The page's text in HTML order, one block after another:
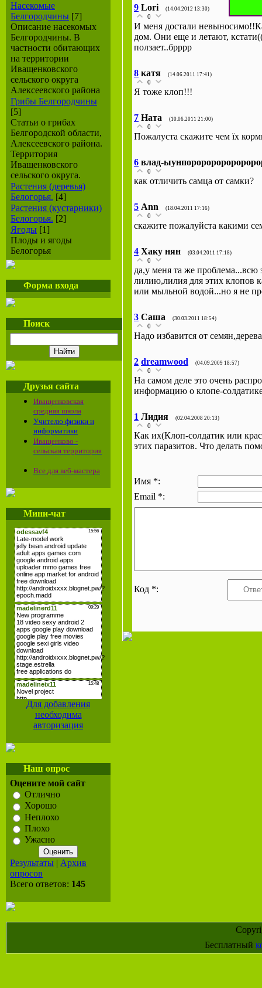
Насекомые
Белгородчины [7]
Описание насекомых
Белгородчины. В
частности обитающих
на территории
Иващенковского
сельского округа
Алексеевского района
Грибы Белгородчины
[5]
Статьи о грибах
Белгородской области,
Алексеевского района.
Территория
Иващенковского
сельского округа.
Растения (деревья)
Белогорья. [4]
Растения (кустарники)
Белогорья. [2]
Ягоды [1]
Плоды и ягоды
Белогорья
Форма входа
Поиск
Друзья сайта
Иващенковская
средняя школа
Учителю физики и
информатики
Иващенково -
сельская территория
Все для веб-мастера
Мини-чат
Для добавления
необходима
авторизация
Наш опрос
Оцените мой сайт
Отлично
Хорошо
Неплохо
Плохо
Ужасно
Результаты | Архив
опросов
Всего ответов: 145
9 Lori (14.04.2012 13:30)
0
И меня достали
дом. Они еще и летают,
ползает..брррр
8 катя (14.06.2011 17:41)
0
Я тоже клоп!!!
7 Ната (10.06.2011 21:00)
0
Пожалуста скажите чем їх
6 влад-
0
как отличить самца от самки?
5 Ann (18.04.2011 17:16)
0
cкажите пожалуйста какими
4 Хаку нян (03.04.2011 17:18)
0
да,у меня та же проблема...всю
лилию,лилия для этих клопов
или мыльной водой...но я не
3 Саша (30.03.2011 18:54)
0
Надо избавится от
2 dreamwood (04.09.2009 18:57)
0
На самом деле это очень
информацию о клопе-
1 Лидия (02.04.2008 20:13)
0
Как их(Клоп-солдатик или
этих паразитов. Что делать
Имя *:
Email *:
Код *:
Бесплатный